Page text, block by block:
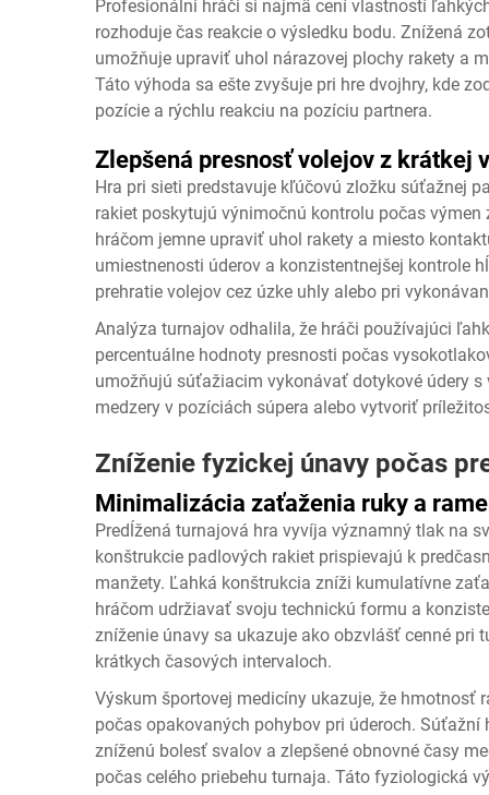
Profesionálni hráči si najmä cení vlastností
rozhoduje čas reakcie o výsledku bodu. Znížená
umožňuje upraviť uhol nárazovej plochy rakety a
Táto výhoda sa ešte zvyšuje pri hre dvojhry, kde
pozície a rýchlu reakciu na pozíciu partnera.
Zlepšená presnosť volejov z krátkej
Hra pri sieti predstavuje kľúčovú zložku súťažnej
rakiet poskytujú výnimočnú kontrolu počas
hráčom jemne upraviť uhol rakety a miesto
umiestnenosti úderov a konzistentnejšej kontrole
prehratie volejov cez úzke uhly alebo pri
Analýza turnajov odhalila, že hráči používajúci
percentuálne hodnoty presnosti počas
umožňujú súťažiacim vykonávať dotykové údery
medzery v pozíciách súpera alebo vytvoriť
Zníženie fyzickej únavy počas
Minimalizácia zaťaženia ruky a
Predĺžená turnajová hra vyvíja významný tlak na
konštrukcie padlových rakiet prispievajú k
manžety. Ľahká konštrukcia zníži kumulatívne
hráčom udržiavať svoju technickú formu a
zníženie únavy sa ukazuje ako obzvlášť cenné pri
krátkych časových intervaloch.
Výskum športovej medicíny ukazuje, že hmotnosť
počas opakovaných pohybov pri úderoch.
zníženú bolesť svalov a zlepšené obnovné časy
počas celého priebehu turnaja. Táto fyziologická